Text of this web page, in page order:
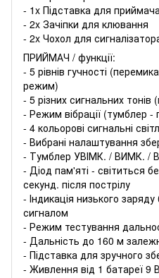
- 1x Підставка для
- 2x Зачіпки для клювання
- 2x Чохол для
ПРИЙМАЧ / функції:
- 5 рівнів гучності
режим)
- 5 різних сигнальних тонів
- Режим вібрації (тумблер
- 4 кольорові сигнальні
- Вибрані налаштування
- Тумблер УВІМК. / ВИМК. /
- Діод пам'яті - світиться
секунд. після пострілу
- Індикація низького
сигналом
- Режим тестування
- Дальність до 160 м
- Підставка для зручного
- Живлення від 1 батареї 9 В